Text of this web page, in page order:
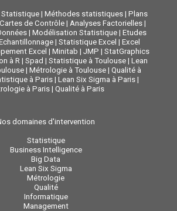
Statistique | Méthodes statistiques | Plans
Cartes de Contrôle| Analyses Factorielles|
| Modélisation Statistique | Etudes
| Statistique Excel | Excel
Excel | Minitab | JMP | StatGraphics
à R | Spad | Statistique à Toulouse| Lean
| Métrologie à Toulouse| Qualité à
à Paris | Lean Six Sigma à Paris |
à Paris | Qualité à Paris
domaines d'intervention
Statistique
Business Intelligence
Big Data
Lean Six Sigma
Métrologie
Qualité
Informatique
Management